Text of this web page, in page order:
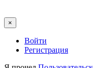
×
Войти
Регистрация